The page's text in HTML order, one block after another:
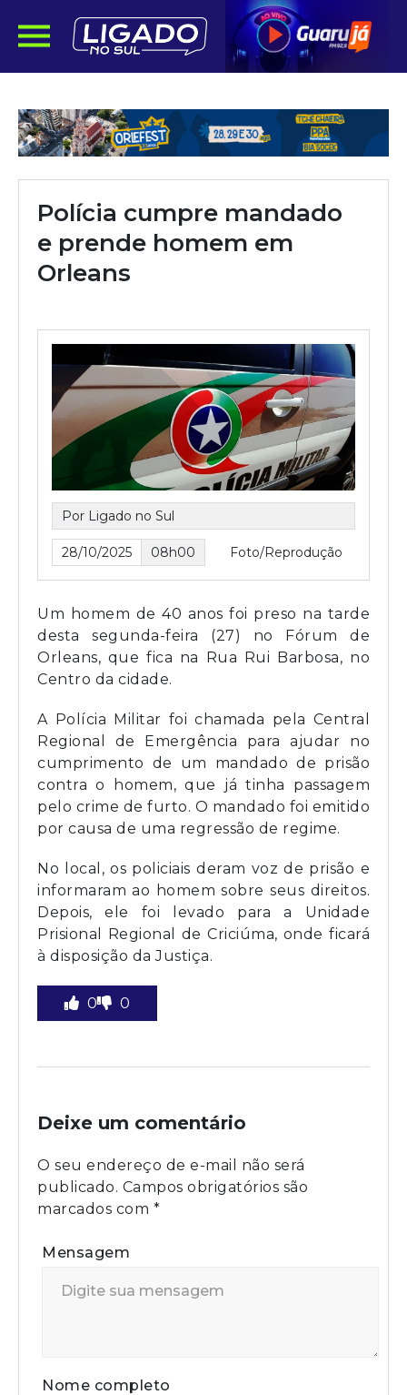
Polícia cumpre mandado
e prende homem em
Orleans
Por Ligado no Sul
28/10/2025 08h00 Foto/Reprodução
Um homem de 40 anos foi preso na tarde
desta segunda-feira (27) no Fórum de
Orleans, que fica na Rua Rui Barbosa, no
Centro da cidade.
A Polícia Militar foi chamada pela Central
Regional de Emergência para ajudar no
cumprimento de um mandado de prisão
contra o homem, que já tinha passagem
pelo crime de furto. O mandado foi emitido
por causa de uma regressão de regime.
No local, os policiais deram voz de prisão e
informaram ao homem sobre seus direitos.
Depois, ele foi levado para a Unidade
Prisional Regional de Criciúma, onde ficará
à disposição da Justiça.
0 0
Deixe um comentário
O seu endereço de e-mail não será
publicado. Campos obrigatórios são
marcados com *
Mensagem
Nome completo